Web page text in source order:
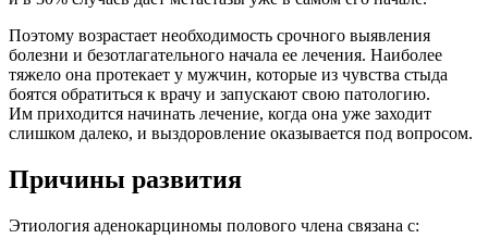
Поэтому возрастает необходимость срочного выявления
болезни и безотлагательного начала ее лечения. Наиболее
тяжело она протекает у мужчин, которые из чувства стыда
боятся обратиться к врачу и запускают свою патологию.
Им приходится начинать лечение, когда она уже заходит
слишком далеко, и выздоровление оказывается под вопросом.
Причины развития
Этиология аденокарциномы полового члена связана с: